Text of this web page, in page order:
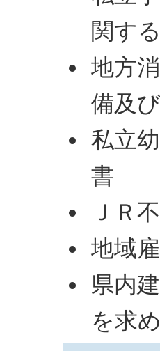
関す
地方
備及
私立
書
ＪＲ
地域
県内
を求